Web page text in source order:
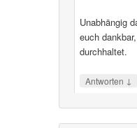
Unabhängig
euch
durchhaltet.
Antworten ↓